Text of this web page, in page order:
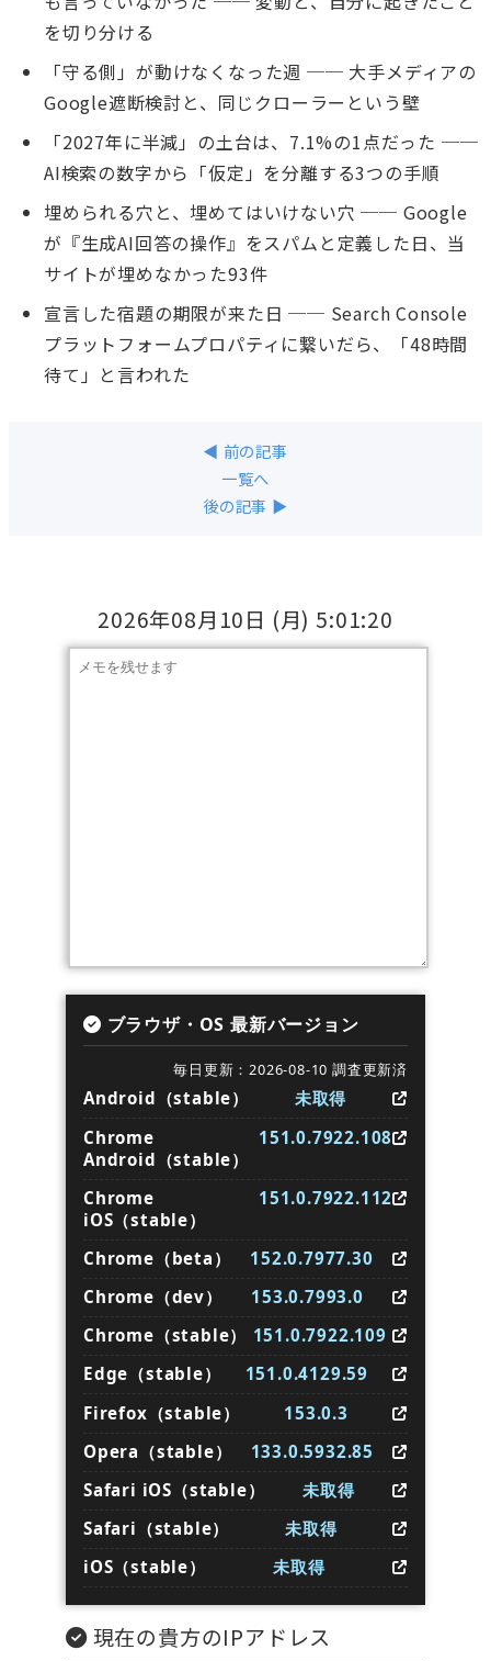
を切り分ける
「守る側」が動けなくなった週 ── 大手メディアの
Google遮断検討と、同じクローラーという壁
「2027年に半減」の土台は、7.1%の1点だった ──
AI検索の数字から「仮定」を分離する3つの手順
埋められる穴と、埋めてはいけない穴 ── Google
が『生成AI回答の操作』をスパムと定義した日、当
サイトが埋めなかった93件
宣言した宿題の期限が来た日 ── Search Console
プラットフォームプロパティに繋いだら、「48時間
待て」と言われた
◀ 前の記事
一覧へ
後の記事 ▶
2026年08月10日 (月) 5:01:21
ブラウザ・OS 最新バージョン
毎日更新：2026-08-10 調査更新済
Android（stable）
未取得
Chrome
Android（stable）
151.0.7922.108
Chrome
iOS（stable）
151.0.7922.112
Chrome（beta）
152.0.7977.30
Chrome（dev）
153.0.7993.0
Chrome（stable）
151.0.7922.109
Edge（stable）
151.0.4129.59
Firefox（stable）
153.0.3
Opera（stable）
133.0.5932.85
Safari iOS（stable）
未取得
Safari（stable）
未取得
iOS（stable）
未取得
現在の貴方のIPアドレス